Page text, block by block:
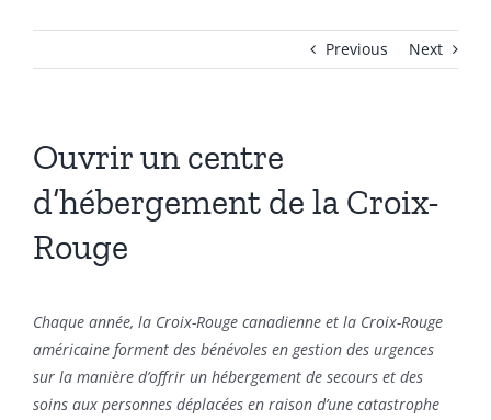
Previous Next
Ouvrir un centre
d’hébergement de la Croix-
Rouge
Chaque année, la Croix-Rouge canadienne et la Croix-Rouge
américaine forment des bénévoles en gestion des urgences
sur la manière d’offrir un hébergement de secours et des
soins aux personnes déplacées en raison d’une catastrophe